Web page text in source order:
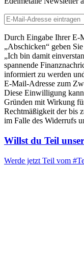
Durch Eingabe Ihrer E-
„Abschicken“ geben
„Ich bin damit
spannende
informiert zu werden
E-Mail-Adresse zum
Diese Einwilligung
Gründen mit Wirkung
Rechtmäßigkeit der bis
im Falle des Widerrufs
Willst du Teil
Werde jetzt Teil vom